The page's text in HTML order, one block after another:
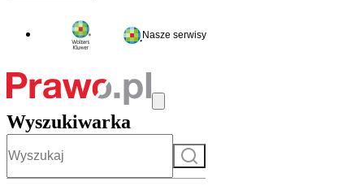
Nasze serwisy
Wyszukiwarka
Szukaj